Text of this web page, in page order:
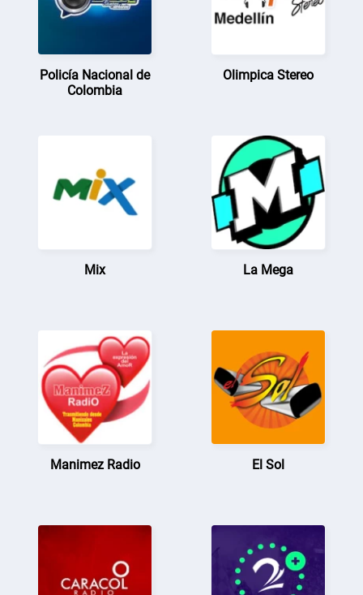
Policía Nacional de
Colombia
Olimpica Stereo
Mix La Mega
Manimez Radio El Sol